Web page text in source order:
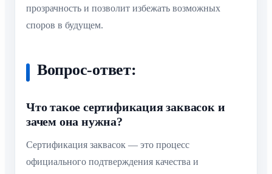
прозрачность и позволит избежать возможных
споров в будущем.
Вопрос-ответ:
Что такое сертификация заквасок и
зачем она нужна?
Сертификация заквасок — это процесс
официального подтверждения качества и